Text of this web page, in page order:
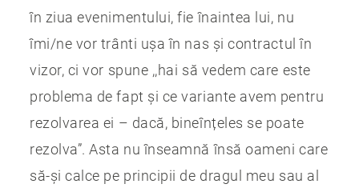
în ziua evenimentului, fie înaintea lui, nu
îmi/ne vor trânti ușa în nas și contractul în
vizor, ci vor spune ,,hai să vedem care este
problema de fapt și ce variante avem pentru
rezolvarea ei – dacă, bineînțeles se poate
rezolva”. Asta nu înseamnă însă oameni care
să-și calce pe principii de dragul meu sau al